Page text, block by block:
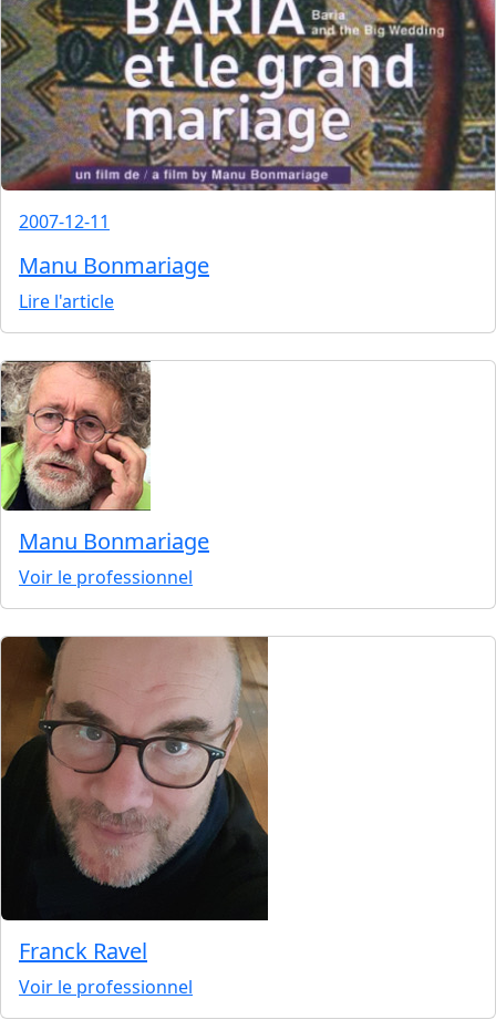
2007-12-11
Manu Bonmariage
Lire l'article
Manu Bonmariage
Voir le professionnel
Franck Ravel
Voir le professionnel